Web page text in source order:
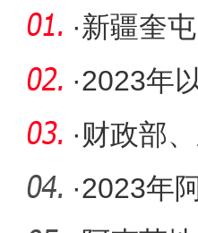
·新疆奎
动”造
·2023年
固资金1.
·财政部
新疆救灾
·2023年